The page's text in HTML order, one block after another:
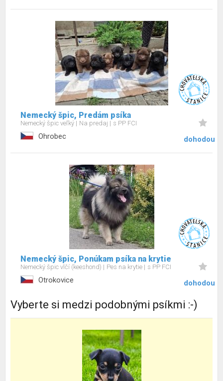
Nemecký špic, Predám psíka
Nemecký špic veľký Na predaj s PP FCI
Ohrobec dohodou
Nemecký špic, Ponúkam psíka na krytie
Nemecký špic vlčí (keeshond) Pes na krytie s PP FCI
Otrokovice dohodou
Vyberte si medzi podobnými psíkmi :-)